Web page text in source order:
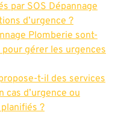
par SOS Dépannage
d’urgence ?
Plomberie sont-
gérer les urgences
t-il des services
cas d’urgence ou
?